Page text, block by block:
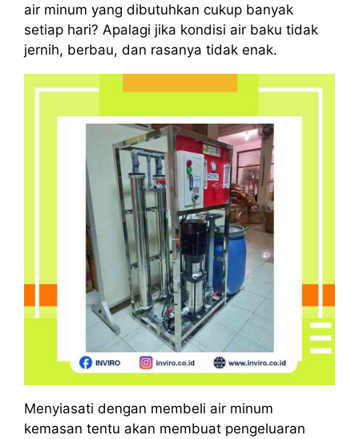
air minum yang dibutuhkan cukup banyak
setiap hari? Apalagi jika kondisi air baku tidak
jernih, berbau, dan rasanya tidak enak.
Menyiasati dengan membeli air minum
kemasan tentu akan membuat pengeluaran